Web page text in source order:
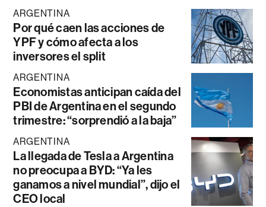
ARGENTINA
Por qué caen las acciones de
YPF y cómo afecta a los
inversores el split
ARGENTINA
Economistas anticipan caída del
PBI de Argentina en el segundo
trimestre: “sorprendió a la baja”
ARGENTINA
La llegada de Tesla a Argentina
no preocupa a BYD: “Ya les
ganamos a nivel mundial”, dijo el
CEO local